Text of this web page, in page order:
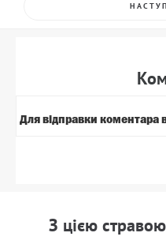
Для вiдправки коментара
З цiєю